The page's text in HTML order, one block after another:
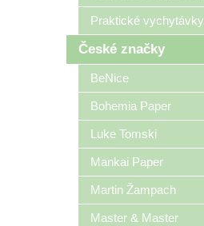
Praktické vychytávky
České značky
BeNice
Bohemia Paper
Luke Tomski
Mankai Paper
Martin Žampach
Master & Master